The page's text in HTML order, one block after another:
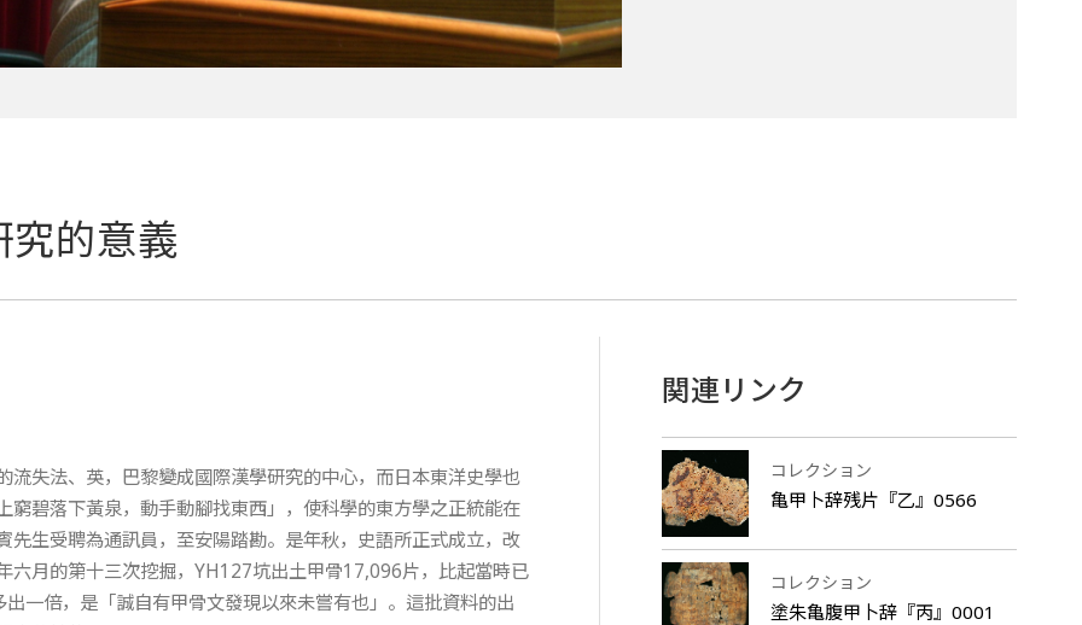
究的意義
失法、英，巴黎變成國際漢學研究的中心，而日本東洋史學也
碧落下黃泉，動手動腳找東西」，使科學的東方學之正統能在
生受聘為通訊員，至安陽踏勘。是年秋，史語所正式成立，改
月的第十三次挖掘，YH127坑出土甲骨17,096片，比起當時已
一倍，是「誠自有甲骨文發現以來未嘗有也」。這批資料的出
関連リンク
コレクション
亀甲卜辞残片『乙』0566
コレクション
塗朱亀腹甲卜辞『丙』0001